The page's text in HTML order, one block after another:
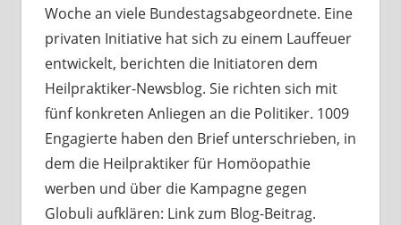
Woche an viele Bundestagsabgeordnete. Eine
privaten Initiative hat sich zu einem Lauffeuer
entwickelt, berichten die Initiatoren dem
Heilpraktiker-Newsblog. Sie richten sich mit
fünf konkreten Anliegen an die Politiker. 1009
Engagierte haben den Brief unterschrieben, in
dem die Heilpraktiker für Homöopathie
werben und über die Kampagne gegen
Globuli aufklären: Link zum Blog-Beitrag.